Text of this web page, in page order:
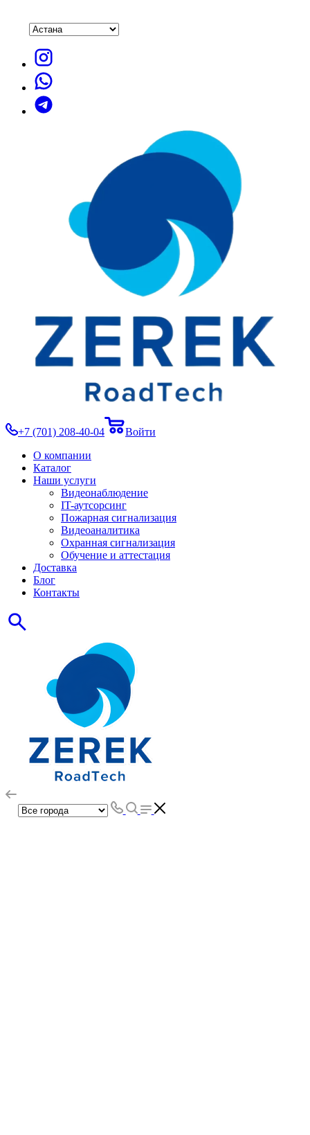
+7 (701) 208-40-04
Войти
О компании
Каталог
Наши услуги
Видеонаблюдение
IT-аутсорсинг
Пожарная сигнализация
Видеоаналитика
Охранная сигнализация
Обучение и аттестация
Доставка
Блог
Контакты